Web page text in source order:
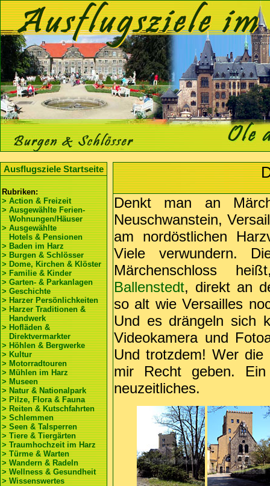
Ausflugsziele Startseite
Rubriken:
> Action & Freizeit
> Ausgewählte Ferien-
Wohnungen/Häuser
> Ausgewählte
Hotels & Pensionen
> Baden im Harz
> Burgen & Schlösser
> Dome, Kirchen & Klöster
> Familie & Kinder
> Garten- & Parkanlagen
> Geschichte
> Harzer Persönlichkeiten
> Harzer Traditionen &
Handwerk
> Hofläden &
Direktvermarkter
> Höhlen & Bergwerke
> Kultur
> Motorradtouren
> Mühlen im Harz
> Museen
> Natur & Nationalpark
> Pilze, Flora & Fauna
> Reiten & Kutschfahrten
> Schlemmen
> Seen & Talsperren
> Tiere & Tiergärten
> Traumhochzeit im Harz
> Türme & Warten
> Wandern & Radeln
> Wellness & Gesundheit
> Wissenswertes
Denkt man an
Neuschwanstein,
am nordöstlichen
Viele verwundern.
Märchenschloss
Ballenstedt, direkt an
so alt wie Versailles
Und es drängeln sich
Videokamera und
Und trotzdem! Wer die
mir Recht geben.
neuzeitliches.